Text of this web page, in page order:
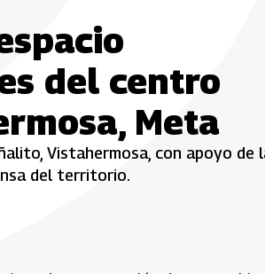
del centro
Meta
Vistahermosa, con apoyo de
del territorio.